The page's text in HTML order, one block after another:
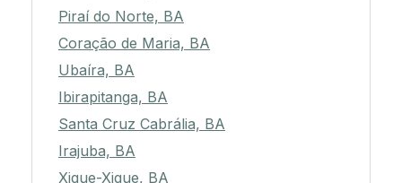
Piraí do Norte, BA
Coração de Maria, BA
Ubaíra, BA
Ibirapitanga, BA
Santa Cruz Cabrália, BA
Irajuba, BA
Xique-Xique, BA